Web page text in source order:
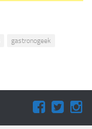
gastronogeek